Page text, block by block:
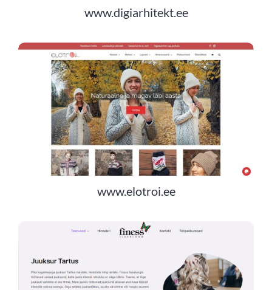
www.digiarhitekt.ee
www.elotroi.ee